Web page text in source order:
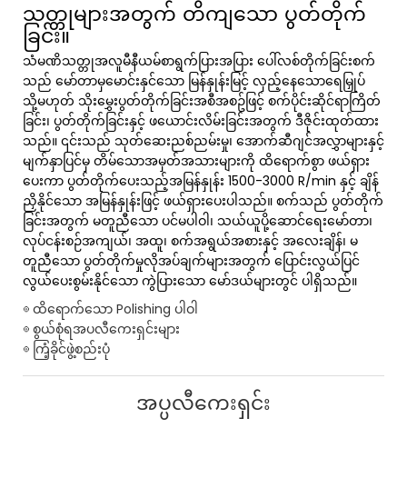
သတ္တုများအတွက် တိကျသော ပွတ်တိုက်
ခြင်း။
သံမဏိသတ္တုအလူမီနီယမ်စာရွက်ပြားအပြား ပေါ်လစ်တိုက်ခြင်းစက်
သည် မော်တာမှမောင်းနှင်သော မြန်နှုန်းမြင့် လှည့်နေသောရေမြှုပ်
သို့မဟုတ် သိုးမွှေးပွတ်တိုက်ခြင်းအစီအစဥ်ဖြင့် စက်ပိုင်းဆိုင်ရာကြိတ်
ခြင်း၊ ပွတ်တိုက်ခြင်းနှင့် ဖယောင်းလိမ်းခြင်းအတွက် ဒီဇိုင်းထုတ်ထား
သည်။ ၎င်းသည် သုတ်ဆေးညစ်ညမ်းမှု၊ အောက်ဆီဂျင်အလွှာများနှင့်
မျက်နှာပြင်မှ တိမ်သောအမှတ်အသားများကို ထိရောက်စွာ ဖယ်ရှား
ပေးကာ ပွတ်တိုက်ပေးသည့်အမြန်နှုန်း 1500-3000 R/min နှင့် ချိန်
ညှိနိုင်သော အမြန်နှုန်းဖြင့် ဖယ်ရှားပေးပါသည်။ စက်သည် ပွတ်တိုက်
ခြင်းအတွက် မတူညီသော ပင်မပါဝါ၊ သယ်ယူပို့ဆောင်ရေးမော်တာ၊
လုပ်ငန်းစဉ်အကျယ်၊ အထူ၊ စက်အရွယ်အစားနှင့် အလေးချိန်၊ မ
တူညီသော ပွတ်တိုက်မှုလိုအပ်ချက်များအတွက် ပြောင်းလွယ်ပြင်
လွယ်ပေးစွမ်းနိုင်သော ကွဲပြားသော မော်ဒယ်များတွင် ပါရှိသည်။
◎ ထိရောက်သော Polishing ပါဝါ
◎ စွယ်စုံရအပလီကေးရှင်းများ
◎ ကြံ့ခိုင်ဖွဲ့စည်းပုံ
အပ္ပလီကေးရှင်း